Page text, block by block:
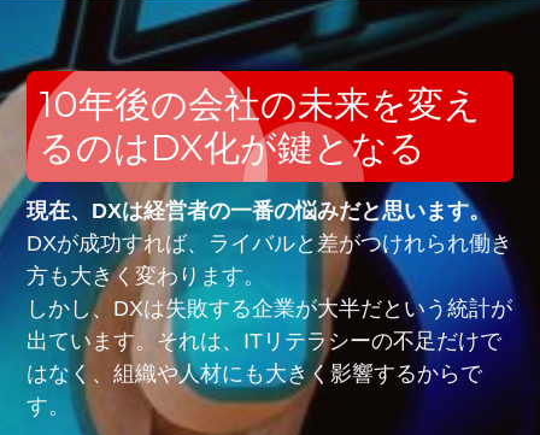
10年後の会社の未来を変え
るのはDX化が鍵となる
現在、DXは経営者の一番の悩みだと思います。
DXが成功すれば、ライバルと差がつけれられ働き
方も大きく変わります。
しかし、DXは失敗する企業が大半だという統計が
出ています。それは、ITリテラシーの不足だけで
はなく、組織や人材にも大きく影響するからで
す。